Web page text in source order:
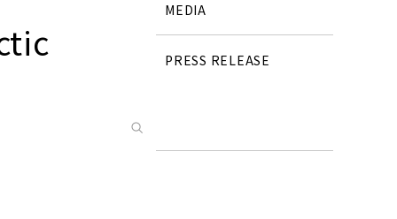
MEDIA
PRESS RELEASE
検索